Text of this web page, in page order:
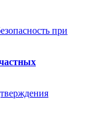
при